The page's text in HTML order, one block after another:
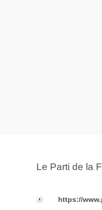
Le Parti de la
https://